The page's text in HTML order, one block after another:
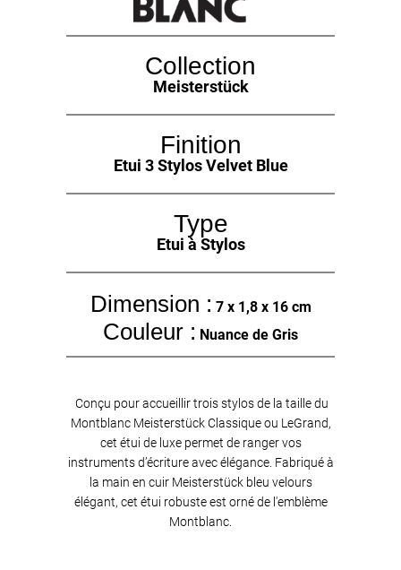
Collection
Meisterstück
Finition
Etui 3 Stylos Velvet Blue
Type
Etui à Stylos
Dimension : 7 x 1,8 x 16 cm
Couleur : Nuance de Gris
Conçu pour accueillir trois stylos de la taille du
Montblanc Meisterstück Classique ou LeGrand,
cet étui de luxe permet de ranger vos
instruments d’écriture avec élégance. Fabriqué à
la main en cuir Meisterstück bleu velours
élégant, cet étui robuste est orné de l'emblème
Montblanc.